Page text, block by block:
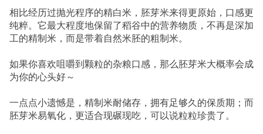
相比经历过抛光程序的精白米，胚芽米来得更原始，口感更
纯粹。它最大程度地保留了稻谷中的营养物质，不再是深加
工的精制米，而是带着自然米胚的粗制米。
如果你喜欢咀嚼到颗粒的杂粮口感，那么胚芽米大概率会成
为你的心头好～
一点点小遗憾是，精制米耐储存，拥有足够久的保质期；而
胚芽米易氧化，更适合现碾现吃，可以说粒粒珍贵了。